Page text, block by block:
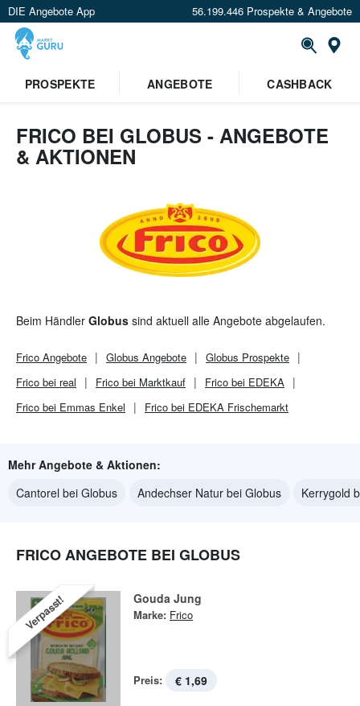
DIE Angebote App 56.199.446 Prospekte & Angebote
Standort festlegen
PROSPEKTE ANGEBOTE CASHBACK
FRICO BEI GLOBUS - ANGEBOTE
& AKTIONEN
Beim Händler Globus sind aktuell alle Angebote abgelaufen.
Frico Angebote Globus Angebote Globus Prospekte
Frico bei real
Frico bei Marktkauf
Frico bei EDEKA
Frico bei Emmas Enkel
Frico bei EDEKA Frischemarkt
Mehr Angebote & Aktionen:
Cantorel bei Globus
Andechser Natur bei Globus Kerrygold
FRICO ANGEBOTE BEI GLOBUS
Verpasst! Gouda Jung
Marke: Frico
Preis: € 1,69